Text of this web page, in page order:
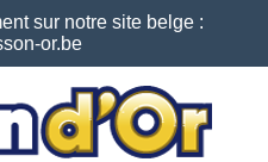
sur notre site belge :
or.be